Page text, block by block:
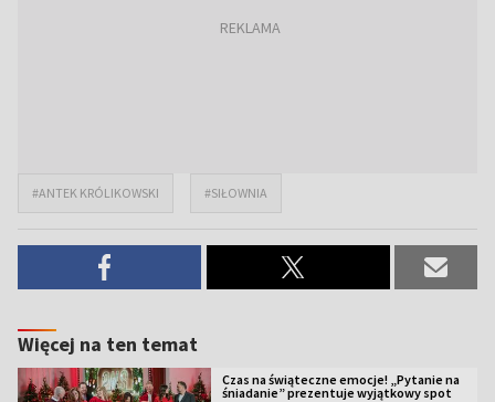
#ANTEK KRÓLIKOWSKI #SIŁOWNIA
Więcej na ten temat
Czas na świąteczne emocje! „Pytanie na
śniadanie” prezentuje wyjątkowy spot